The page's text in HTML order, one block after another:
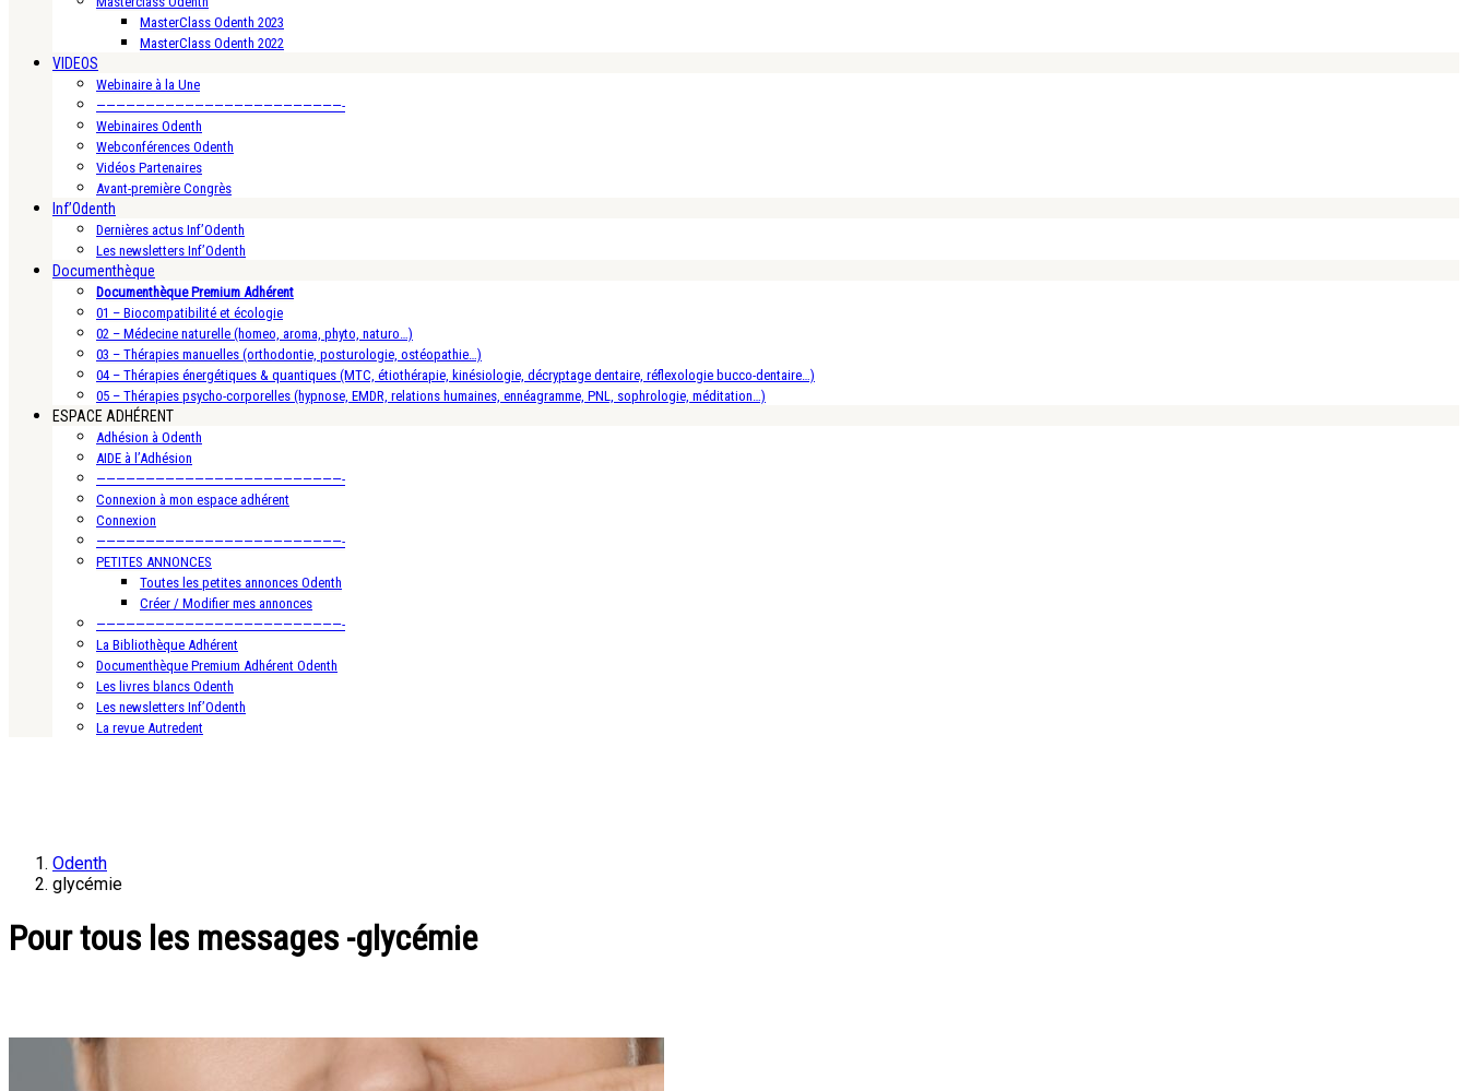
MasterClass Odenth 2023
MasterClass Odenth 2022
VIDEOS
Webinaire à la Une
—————————————————————————-
Webinaires Odenth
Webconférences Odenth
Vidéos Partenaires
Avant-première Congrès
Inf’Odenth
Dernières actus Inf’Odenth
Les newsletters Inf’Odenth
Documenthèque
Documenthèque Premium Adhérent
01 – Biocompatibilité et écologie
02 – Médecine naturelle (homeo, aroma, phyto, naturo…)
03 – Thérapies manuelles (orthodontie, posturologie, ostéopathie…)
04 – Thérapies énergétiques & quantiques (MTC, étiothérapie, kinésiologie, décryptage dentaire, réflexologie bucco-dentaire…)
05 – Thérapies psycho-corporelles (hypnose, EMDR, relations humaines, ennéagramme, PNL, sophrologie, méditation…)
ESPACE ADHÉRENT
Adhésion à Odenth
AIDE à l’Adhésion
—————————————————————————-
Connexion à mon espace adhérent
Connexion
—————————————————————————-
PETITES ANNONCES
Toutes les petites annonces Odenth
Créer / Modifier mes annonces
—————————————————————————-
La Bibliothèque Adhérent
Documenthèque Premium Adhérent Odenth
Les livres blancs Odenth
Les newsletters Inf’Odenth
La revue Autredent
Odenth
glycémie
Pour tous les messages -glycémie